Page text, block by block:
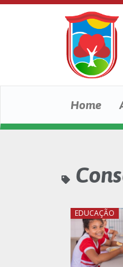
Home
EDUCAÇÃO